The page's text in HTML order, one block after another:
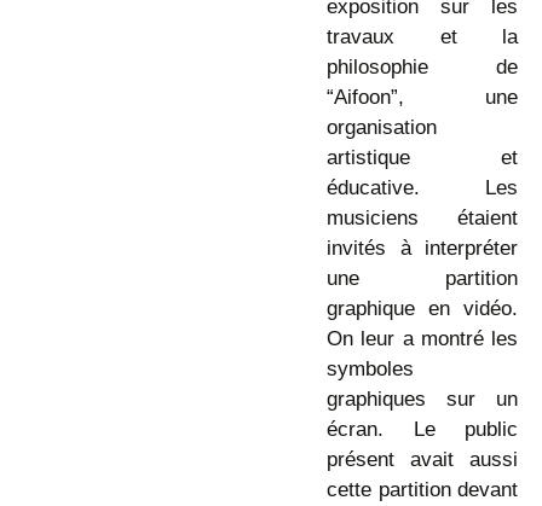
exposition sur les
travaux et la
philosophie de
“Aifoon”, une
organisation
artistique et
éducative. Les
musiciens étaient
invités à interpréter
une partition
graphique en vidéo.
On leur a montré les
symboles
graphiques sur un
écran. Le public
présent avait aussi
cette partition devant